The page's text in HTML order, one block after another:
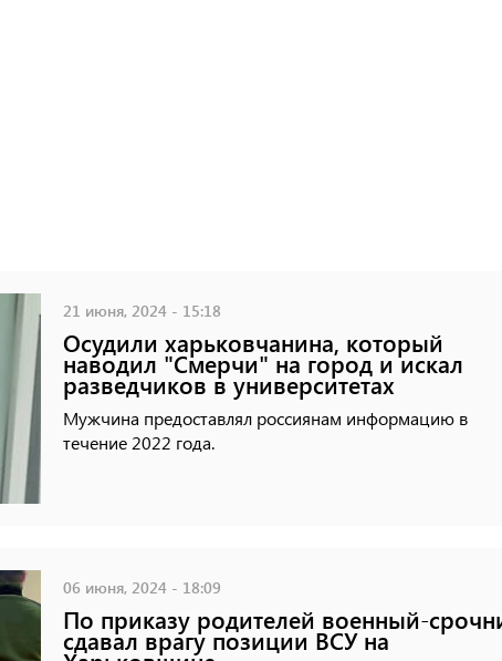
21 июня, 2024 - 15:18
Осудили харьковчанина, который
наводил "Смерчи" на город и искал
разведчиков в университетах
Мужчина предоставлял россиянам информацию в
течение 2022 года.
06 июня, 2024 - 18:09
По приказу родителей военный-
сдавал врагу позиции ВСУ на